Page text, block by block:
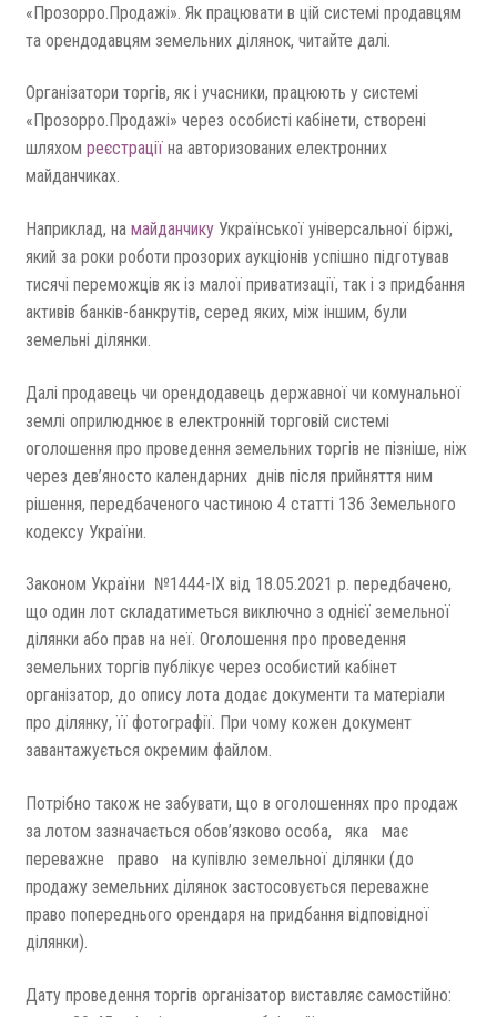
«Прозорро.Продажі». Як працювати в цій системі продавцям
та орендодавцям земельних ділянок, читайте далі.
Організатори торгів, як і учасники, працюють у системі
«Прозорро.Продажі» через особисті кабінети, створені
шляхом реєстраціїна авторизованих електронних
майданчиках.
Наприклад, на майданчикуУкраїнської універсальної біржі,
який за роки роботи прозорих аукціонів успішно підготував
тисячі переможців як із малої приватизації, так і з придбання
активів банків-банкрутів, серед яких, між іншим, були
земельні ділянки.
Далі продавець чи орендодавець державної чи комунальної
землі оприлюднює в електронній торговій системі
оголошення про проведення земельних торгів не пізніше, ніж
через дев’яносто календарних днів після прийняття ним
рішення, передбаченого частиною 4 статті 136 Земельного
кодексу України.
Законом України №1444-IX від 18.05.2021 р. передбачено,
що один лот складатиметься виключно з однієї земельної
ділянки або прав на неї. Оголошення про проведення
земельних торгів публікує через особистий кабінет
організатор, до опису лота додає документи та матеріали
про ділянку, її фотографії. При чому кожен документ
завантажується окремим файлом.
Потрібно також не забувати, що в оголошеннях про продаж
за лотом зазначається обов’язково особа, яка має
переважне право на купівлю земельної ділянки (до
продажу земельних ділянок застосовується переважне
право попереднього орендаря на придбання відповідної
ділянки).
Дату проведення торгів організатор виставляє самостійно: